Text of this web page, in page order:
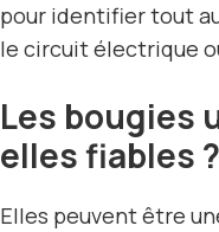
pour identifier tout
le circuit électrique
Les bougies
elles fiables ?
Elles peuvent être